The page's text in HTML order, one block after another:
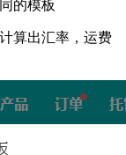
的模板
算出汇率，运费